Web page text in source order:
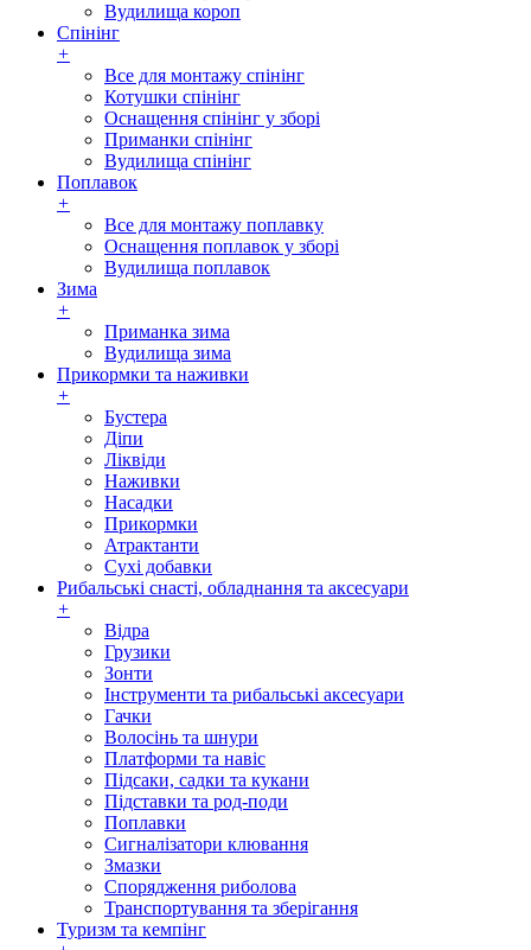
Вудилища короп
Спінінг
+
Все для монтажу спінінг
Котушки спінінг
Оснащення спінінг у зборі
Приманки спінінг
Вудилища спінінг
Поплавок
+
Все для монтажу поплавку
Оснащення поплавок у зборі
Вудилища поплавок
Зима
+
Приманка зима
Вудилища зима
Прикормки та наживки
+
Бустера
Діпи
Ліквіди
Наживки
Насадки
Прикормки
Атрактанти
Сухі добавки
Рибальські снасті, обладнання та аксесуари
+
Відра
Грузики
Зонти
Інструменти та рибальські аксесуари
Гачки
Волосінь та шнури
Платформи та навіс
Підсаки, садки та кукани
Підставки та род-поди
Поплавки
Сигналізатори клювання
Змазки
Спорядження риболова
Транспортування та зберігання
Туризм та кемпінг